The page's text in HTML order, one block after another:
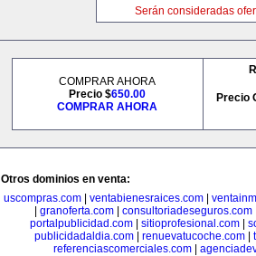
Serán consideradas
COMPRAR AHORA
Precio $650.00
COMPRAR AHORA
Precio
Otros dominios en venta:
uscompras.com| ventabienesraices.com|
granoferta.com| consultoriadeseguros.com
portalpublicidad.com
sitioprofesional.com
publicidadaldia.com| renuevatucoche.com|
referenciascomerciales.com